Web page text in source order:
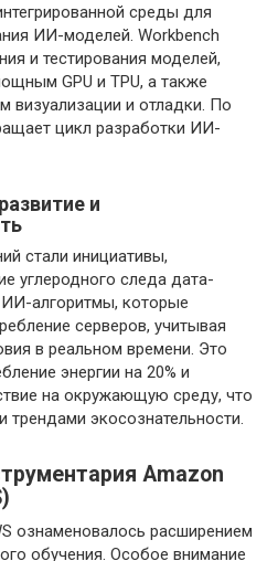
среды для
ИИ-моделей. Workbench
и тестирования моделей,
GPU и TPU, а также
визуализации и отладки. По
цикл разработки ИИ-
и
стали инициативы,
углеродного следа дата-
алгоритмы, которые
серверов, учитывая
в реальном времени. Это
энергии на 20% и
на окружающую среду, что
трендами экосознательности.
Amazon
ознаменовалось расширением
обучения. Особое внимание